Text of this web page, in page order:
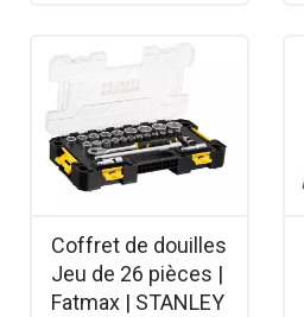
Coffret de douilles
Jeu de 26 pièces |
Fatmax | STANLEY